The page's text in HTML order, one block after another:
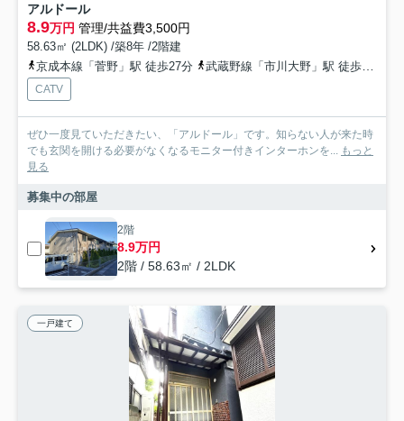
アルドール
8.9万円 管理/共益費3,500円
58.63㎡ (2LDK) /築8年 /2階建
京成本線「菅野」駅 徒歩27分
武蔵野線「市川大野」駅 徒歩35分
CATV
ぜひ一度見ていただきたい、「アルドール」です。知らない人が来た時
でも玄関を開ける必要がなくなるモニター付きインターホンを... もっと
見る
募集中の部屋
2階
8.9万円
2階 / 58.63㎡ / 2LDK
一戸建て